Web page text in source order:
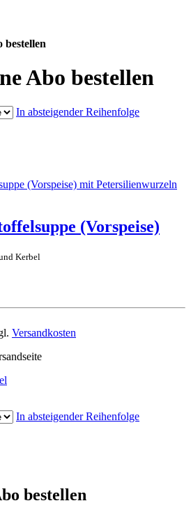
bestellen
Abo bestellen
In absteigender Reihenfolge
(Vorspeise)
Kerbel
Versandkosten
In absteigender Reihenfolge
bestellen